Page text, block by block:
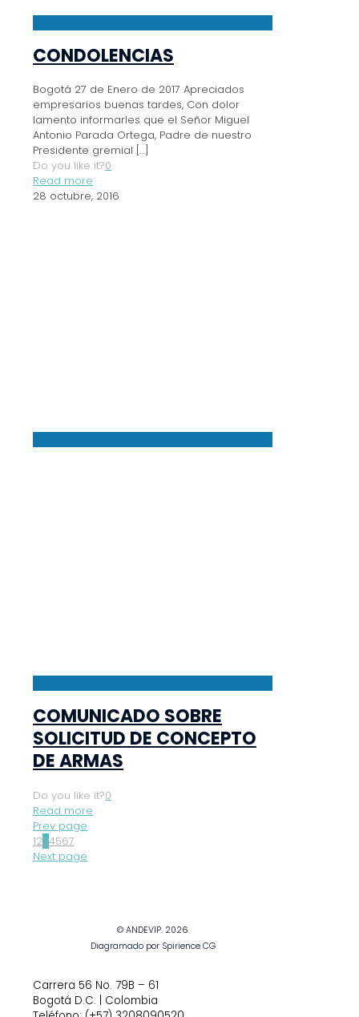
CONDOLENCIAS
Bogotá 27 de Enero de 2017 Apreciados
empresarios buenas tardes, Con dolor
lamento informarles que el Señor Miguel
Antonio Parada Ortega, Padre de nuestro
Presidente gremial […]
Do you like it?0
Read more
28 octubre, 2016
COMUNICADO SOBRE
SOLICITUD DE CONCEPTO
DE ARMAS
Do you like it?0
Read more
Prev page
1234567
Next page
© ANDEVIP. 2026
Diagramado por Spirience CG
Carrera 56 No. 79B – 61
Bogotá D.C. | Colombia